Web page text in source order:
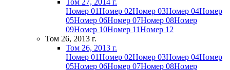
Том 27, 2014 г.
Номер 01Номер 02Номер 03Номер 04Номер
05Номер 06Номер 07Номер 08Номер
09Номер 10Номер 11Номер 12
Том 26, 2013 г.
Том 26, 2013 г.
Номер 01Номер 02Номер 03Номер 04Номер
05Номер 06Номер 07Номер 08Номер